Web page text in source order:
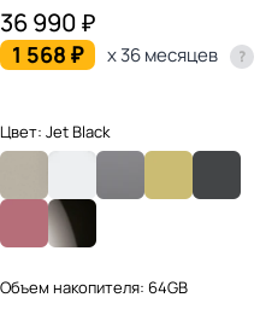
36 990 ₽
1 568 ₽ x 36 месяцев
Цвет: Jet Black
Объем накопителя: 64GB